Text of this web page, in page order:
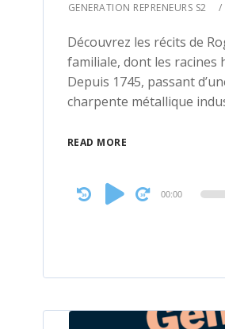
GENERATION REPRENEURS S2
Découvrez les récits de
familiale, dont les racines
Depuis 1745, passant
charpente métallique
READ MORE
Audio
Player
00:00